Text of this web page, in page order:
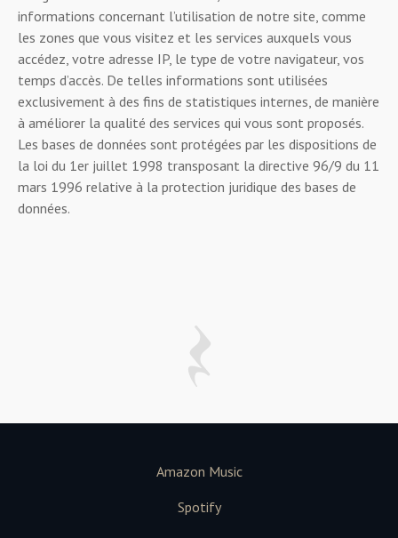
informations concernant l’utilisation de notre site, comme
les zones que vous visitez et les services auxquels vous
accédez, votre adresse IP, le type de votre navigateur, vos
temps d’accès. De telles informations sont utilisées
exclusivement à des fins de statistiques internes, de manière
à améliorer la qualité des services qui vous sont proposés.
Les bases de données sont protégées par les dispositions de
la loi du 1er juillet 1998 transposant la directive 96/9 du 11
mars 1996 relative à la protection juridique des bases de
données.
Amazon Music
Spotify